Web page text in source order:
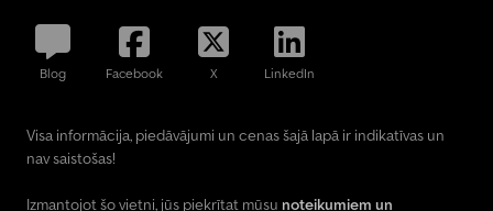
Blog Facebook X LinkedIn
Visa informācija, piedāvājumi un cenas šajā lapā ir indikatīvas un
nav saistošas!
Izmantojot šo vietni, jūs piekrītat mūsu noteikumiem un